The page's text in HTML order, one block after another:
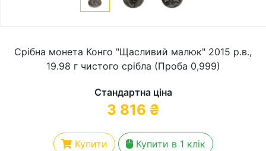
Срібна монета Конго "Щасливий малюк" 2015 р.в.,
19.98 г чистого срібла (Проба 0,999)
Стандартна ціна
3 816 ₴
Купити Купити в 1 клік